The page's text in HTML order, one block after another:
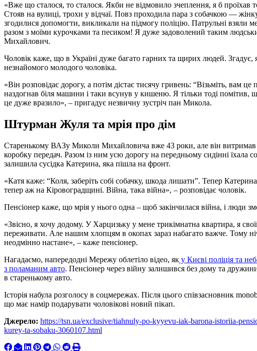
«Вже що сталося, то сталося. Якби не відмовило зчеплення, я б проїхав
Стояв на вулиці, трохи у відчаї. Повз проходила пара з собачкою —
згодилися допомогти, викликали на підмогу поліцію. Патрульні взяли
разом з моїми курочками та песиком! Я дуже задоволений таким
Михайлович.
Чоловік каже, що в Україні дуже багато гарних та щирих людей. Згадує,
незнайомого молодого чоловіка.
«Він розповідає дорогу, а потім дістає тисячу гривень: “Візьміть, вам
наздогнав біля машини і таки всунув у кишеню. Я тільки тоді помітив,
це дуже вразило», – пригадує незвичну зустріч пан Микола.
Штурман Жуля та мрія про дім
Старенькому ВАЗу Миколи Михайловича вже 43 роки, але він витримав
коробку передач. Разом із ним усю дорогу на передньому сидінні їхала
залишила сусідка Катерина, яка пішла на фронт.
«Катя каже: “Коля, заберіть собі собачку, шкода лишати”. Тепер
тепер аж на Кіровоградщині. Війна, така війна», – розповідає чоловік.
Пенсіонер каже, що мрія у нього одна – щоб закінчилася війна, і люди
«Звісно, я хочу додому. У Харцизьку у мене трикімнатна квартира, я
переживати. Але нашим хлопцям в окопах зараз набагато важче. Тому
неодмінно настане», – каже пенсіонер.
Нагадаємо, напередодні Мережу облетіло відео, як у Києві поліція та
з поламаним авто. Пенсіонер через війну залишився без дому та
в старенькому авто.
Історія набула розголосу в соцмережах. Після цього співзасновник
що має намір подарувати чоловікові новий пікап.
Джерело: https://tsn.ua/exclusive/tiahnuly-po-kyyevu-iak-barona-istoriia-
kurey-ta-sobaku-3060107.html